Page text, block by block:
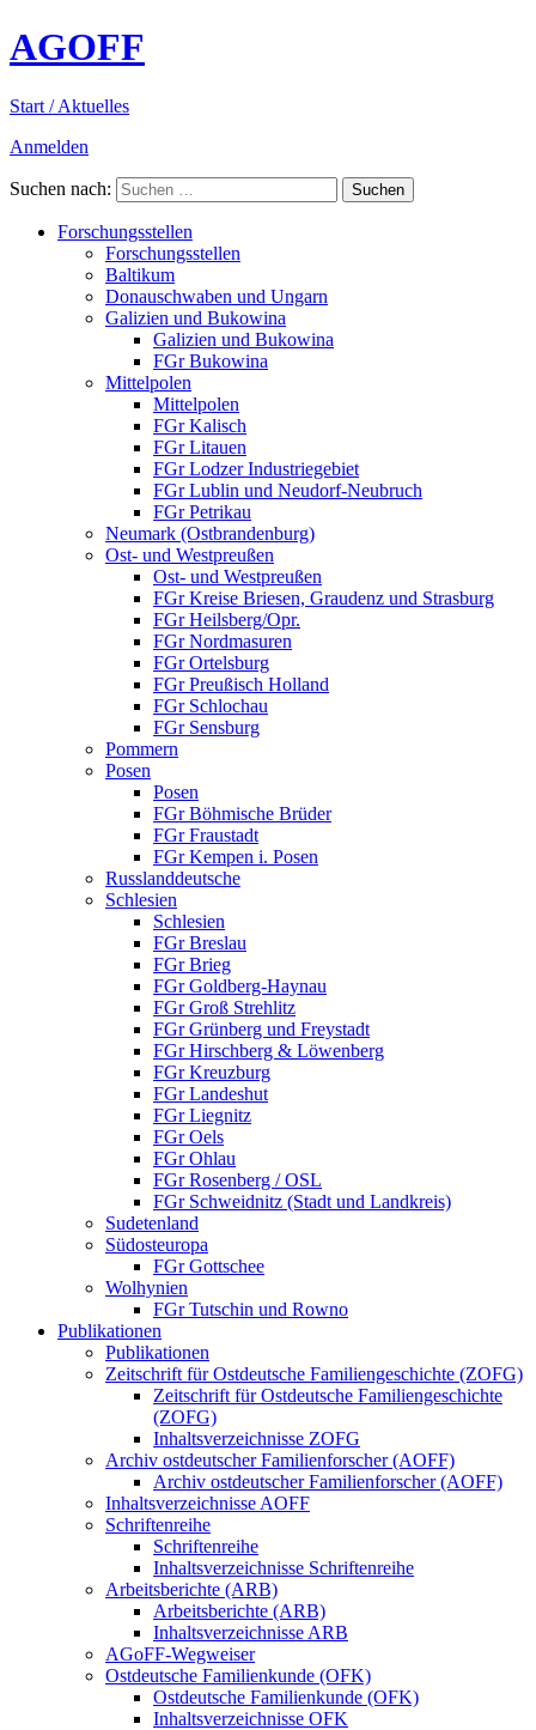
AGOFF
Start / Aktuelles
Anmelden
Suchen nach:
Forschungsstellen
Forschungsstellen
Baltikum
Donauschwaben und Ungarn
Galizien und Bukowina
Galizien und Bukowina
FGr Bukowina
Mittelpolen
Mittelpolen
FGr Kalisch
FGr Litauen
FGr Lodzer Industriegebiet
FGr Lublin und Neudorf-Neubruch
FGr Petrikau
Neumark (Ostbrandenburg)
Ost- und Westpreußen
Ost- und Westpreußen
FGr Kreise Briesen, Graudenz und Strasburg
FGr Heilsberg/Opr.
FGr Nordmasuren
FGr Ortelsburg
FGr Preußisch Holland
FGr Schlochau
FGr Sensburg
Pommern
Posen
Posen
FGr Böhmische Brüder
FGr Fraustadt
FGr Kempen i. Posen
Russlanddeutsche
Schlesien
Schlesien
FGr Breslau
FGr Brieg
FGr Goldberg-Haynau
FGr Groß Strehlitz
FGr Grünberg und Freystadt
FGr Hirschberg & Löwenberg
FGr Kreuzburg
FGr Landeshut
FGr Liegnitz
FGr Oels
FGr Ohlau
FGr Rosenberg / OSL
FGr Schweidnitz (Stadt und Landkreis)
Sudetenland
Südosteuropa
FGr Gottschee
Wolhynien
FGr Tutschin und Rowno
Publikationen
Publikationen
Zeitschrift für Ostdeutsche Familiengeschichte (ZOFG)
Zeitschrift für Ostdeutsche Familiengeschichte
(ZOFG)
Inhaltsverzeichnisse ZOFG
Archiv ostdeutscher Familienforscher (AOFF)
Archiv ostdeutscher Familienforscher (AOFF)
Inhaltsverzeichnisse AOFF
Schriftenreihe
Schriftenreihe
Inhaltsverzeichnisse Schriftenreihe
Arbeitsberichte (ARB)
Arbeitsberichte (ARB)
Inhaltsverzeichnisse ARB
AGoFF-Wegweiser
Ostdeutsche Familienkunde (OFK)
Ostdeutsche Familienkunde (OFK)
Inhaltsverzeichnisse OFK